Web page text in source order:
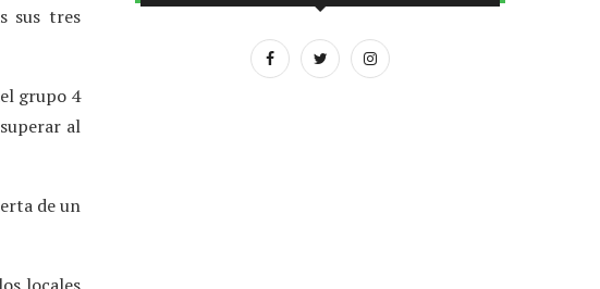
sus tres
grupo 4
al
de un